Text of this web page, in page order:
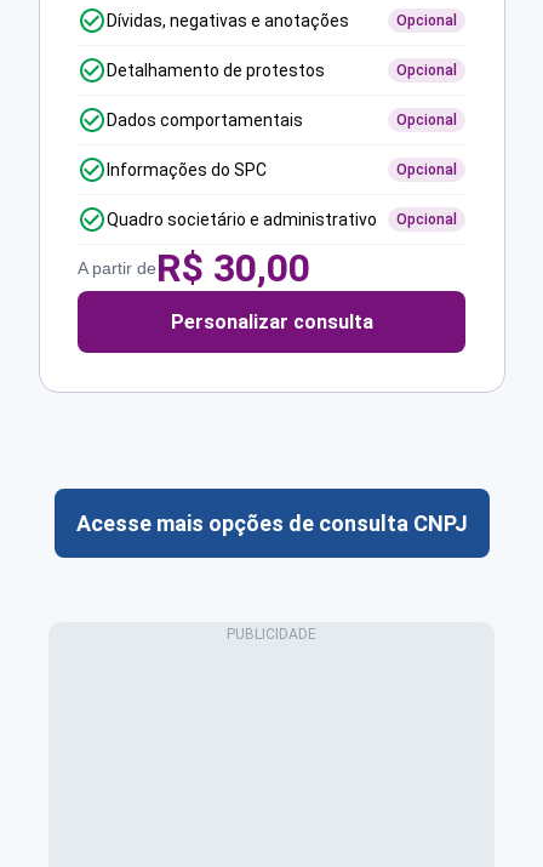
Dívidas, negativas e anotações Opcional
Detalhamento de protestos Opcional
Dados comportamentais Opcional
Informações do SPC Opcional
Quadro societário e administrativo Opcional
A partir deR$ 30,00
Personalizar consulta
Acesse mais opções de consulta CNPJ